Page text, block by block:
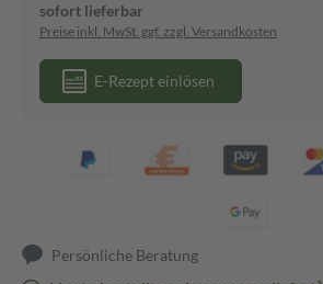
sofort lieferbar
Preise inkl. MwSt. ggf. zzgl. Versandkosten
E-Rezept einlösen
Persönliche Beratung